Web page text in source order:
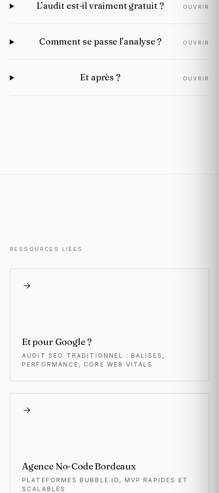
L’audit est-il vraiment gratuit ? OUVRIR
Comment se passe l’analyse ? OUVRIR
Et après ? OUVRIR
RESSOURCES LIÉES
Et pour Google ?
AUDIT SEO TRADITIONNEL : BALISES,
PERFORMANCE, CORE WEB VITALS
Agence No-Code Bordeaux
PLATEFORMES BUBBLE.IO, MVP RAPIDES ET
SCALABLES